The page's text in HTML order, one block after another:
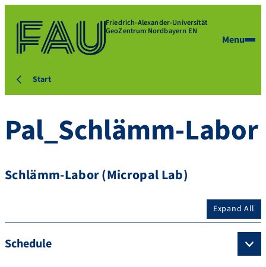
Friedrich-Alexander-Universität
GeoZentrum Nordbayern EN
Menu
Start
Pal_Schlämm-Labor
Schlämm-Labor (Micropal Lab)
Expand All
Schedule